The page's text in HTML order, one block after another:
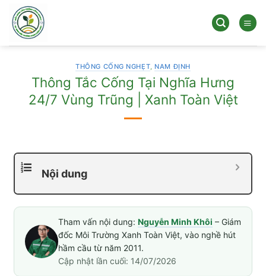
qua
dung
THÔNG CỐNG NGHẸT, NAM ĐỊNH
Thông Tắc Cống Tại Nghĩa Hưng
24/7 Vùng Trũng | Xanh Toàn Việt
Nội dung
Tham vấn nội dung: Nguyễn Minh Khôi – Giám
đốc Môi Trường Xanh Toàn Việt, vào nghề hút
hầm cầu từ năm 2011.
Cập nhật lần cuối: 14/07/2026